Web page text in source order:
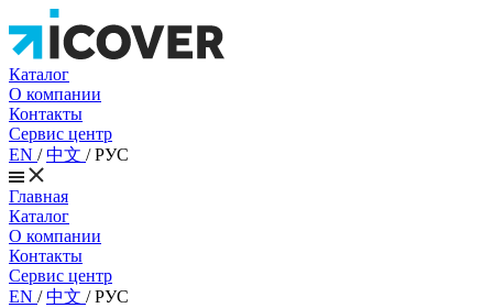
Каталог
О компании
Контакты
Сервис центр
EN /中文 /РУС
Главная
Каталог
О компании
Контакты
Сервис центр
EN /中文 /РУС